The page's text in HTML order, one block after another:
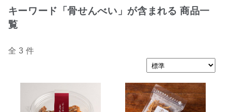
キーワード「骨せんべい」が含まれる 商品一
覧
全 3 件